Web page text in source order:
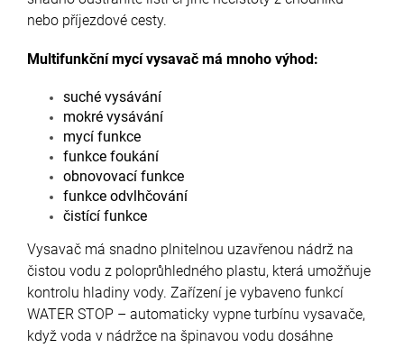
nebo příjezdové cesty.
Multifunkční mycí vysavač má mnoho výhod:
suché vysávání
mokré vysávání
mycí funkce
funkce foukání
obnovovací funkce
funkce odvlhčování
čistící funkce
Vysavač má snadno plnitelnou uzavřenou nádrž na
čistou vodu z poloprůhledného plastu, která umožňuje
kontrolu hladiny vody. Zařízení je vybaveno funkcí
WATER STOP – automaticky vypne turbínu vysavače,
když voda v nádržce na špinavou vodu dosáhne